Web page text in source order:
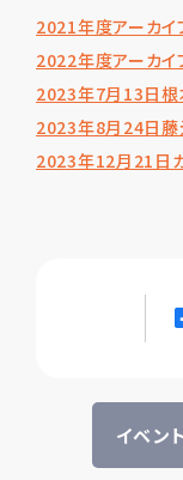
2021年度アーカイ
2022年度アーカイ
2023年7月13日根
2023年8月24日藤
2023年12月21日
イベン